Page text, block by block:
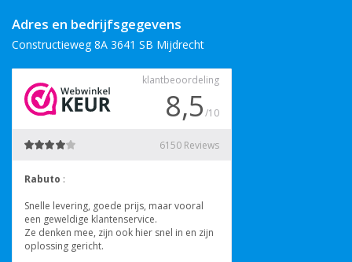
Adres en bedrijfsgegevens
Constructieweg 8A 3641 SB Mijdrecht